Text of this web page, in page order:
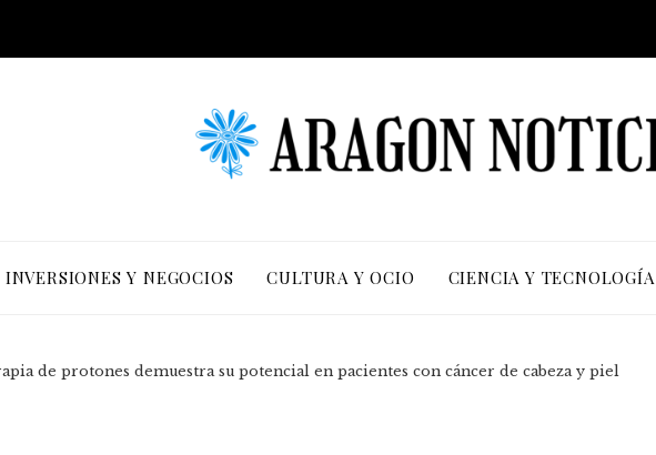
INVERSIONES Y NEGOCIOS CULTURA Y OCIO CIENCIA Y TECNOLOGÍA
de protones demuestra su potencial en pacientes con cáncer de cabeza y piel